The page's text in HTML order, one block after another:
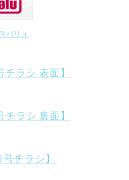
バリュ
ラシ 表面】
ラシ 裏面】
チラシ】